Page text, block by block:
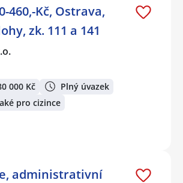
460,-Kč, Ostrava,
zk. 111 a 141
000 Kč
Plný úvazek
pro cizince
administrativní